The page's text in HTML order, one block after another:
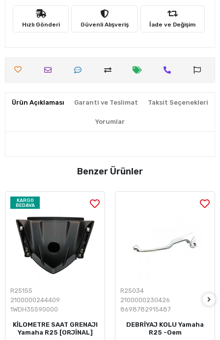
Hızlı Gönderi Güvenli Alışveriş İade ve Değişim
Ürün Açıklaması Garanti ve Teslimat Taksit Seçenekleri
Yorumlar
Benzer Ürünler
KARGO
BEDAVA
R25155
2100000244409
1WDH35590000
KİLOMETRE SAAT GRENAJI
Yamaha R25 [ORJİNAL]
R25034
2100000230426
8698782915487
DEBRİYAJ KOLU Yamaha
R25 -Oem